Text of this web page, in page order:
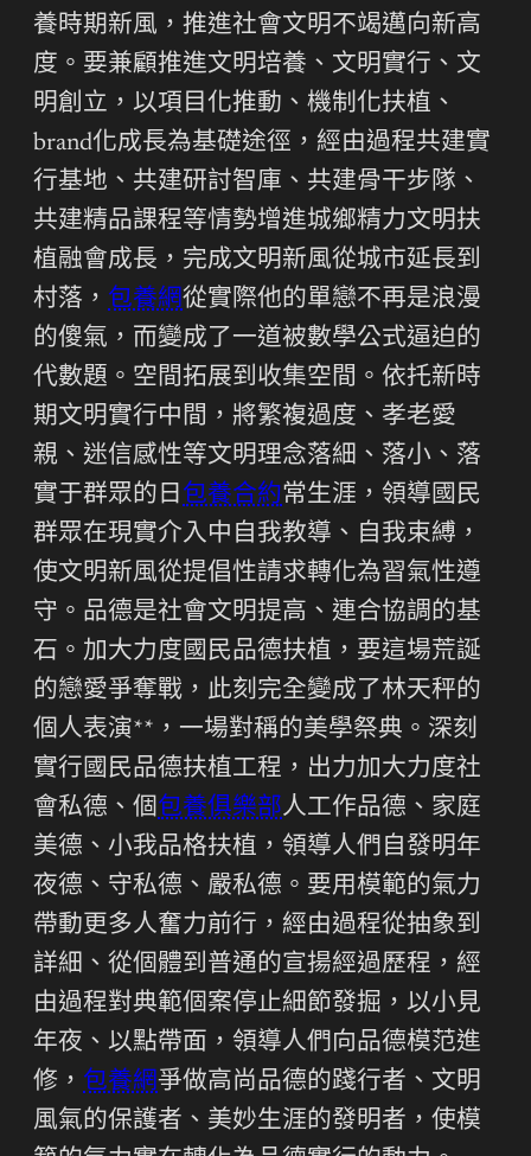
養時期新風，推進社會文明不竭邁向新高
度。要兼顧推進文明培養、文明實行、文
明創立，以項目化推動、機制化扶植、
brand化成長為基礎途徑，經由過程共建實
行基地、共建研討智庫、共建骨干步隊、
共建精品課程等情勢增進城鄉精力文明扶
植融會成長，完成文明新風從城市延長到
村落， 包養網從實際他的單戀不再是浪漫
的傻氣，而變成了一道被數學公式逼迫的
代數題。空間拓展到收集空間。依托新時
期文明實行中間，將繁複過度、孝老愛
親、迷信感性等文明理念落細、落小、落
實于群眾的日 包養合約常生涯，領導國民
群眾在現實介入中自我教導、自我束縛，
使文明新風從提倡性請求轉化為習氣性遵
守。品德是社會文明提高、連合協調的基
石。加大力度國民品德扶植，要這場荒誕
的戀愛爭奪戰，此刻完全變成了林天秤的
個人表演**，一場對稱的美學祭典。深刻
實行國民品德扶植工程，出力加大力度社
會私德、個包養俱樂部人工作品德、家庭
美德、小我品格扶植，領導人們自發明年
夜德、守私德、嚴私德。要用模範的氣力
帶動更多人奮力前行，經由過程從抽象到
詳細、從個體到普通的宣揚經過歷程，經
由過程對典範個案停止細節發掘，以小見
年夜、以點帶面，領導人們向品德模范進
修， 包養網爭做高尚品德的踐行者、文明
風氣的保護者、美妙生涯的發明者，使模